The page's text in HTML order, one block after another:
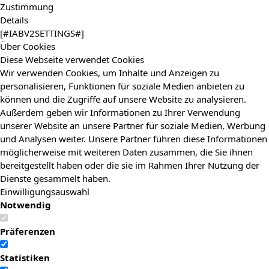
Zustimmung
Details
[#IABV2SETTINGS#]
Über Cookies
Diese Webseite verwendet Cookies
Wir verwenden Cookies, um Inhalte und Anzeigen zu
personalisieren, Funktionen für soziale Medien anbieten zu
können und die Zugriffe auf unsere Website zu analysieren.
Außerdem geben wir Informationen zu Ihrer Verwendung
unserer Website an unsere Partner für soziale Medien, Werbung
und Analysen weiter. Unsere Partner führen diese Informationen
möglicherweise mit weiteren Daten zusammen, die Sie ihnen
bereitgestellt haben oder die sie im Rahmen Ihrer Nutzung der
Dienste gesammelt haben.
Einwilligungsauswahl
Notwendig
Präferenzen
Statistiken